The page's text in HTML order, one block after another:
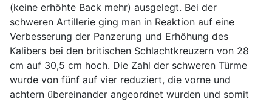
(keine erhöhte Back mehr) ausgelegt. Bei der
schweren Artillerie ging man in Reaktion auf eine
Verbesserung der Panzerung und Erhöhung des
Kalibers bei den britischen Schlachtkreuzern von 28
cm auf 30,5 cm hoch. Die Zahl der schweren Türme
wurde von fünf auf vier reduziert, die vorne und
achtern übereinander angeordnet wurden und somit